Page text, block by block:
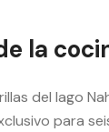
la
del lago
para